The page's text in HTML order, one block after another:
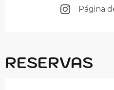
Página
RESERVAS